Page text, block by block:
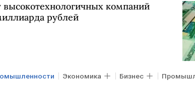
компаний
рублей
Экономика Бизнес